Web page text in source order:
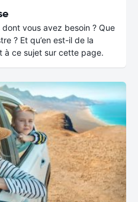
vous avez besoin ? Que
? Et qu’en est-il de la
à ce sujet sur cette page.